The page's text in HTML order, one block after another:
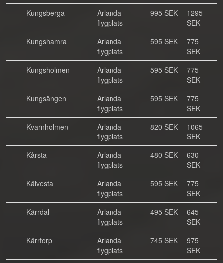
Kungsberga
Arlanda
flygplats
995 SEK
1295
SEK
Kungshamra
Arlanda
flygplats
595 SEK
775
SEK
Kungsholmen
Arlanda
flygplats
595 SEK
775
SEK
Kungsängen
Arlanda
flygplats
595 SEK
775
SEK
Kvarnholmen
Arlanda
flygplats
820 SEK
1065
SEK
Kårsta
Arlanda
flygplats
480 SEK
630
SEK
Kälvesta
Arlanda
flygplats
595 SEK
775
SEK
Kärrdal
Arlanda
flygplats
495 SEK
645
SEK
Kärrtorp
Arlanda
flygplats
745 SEK
975
SEK